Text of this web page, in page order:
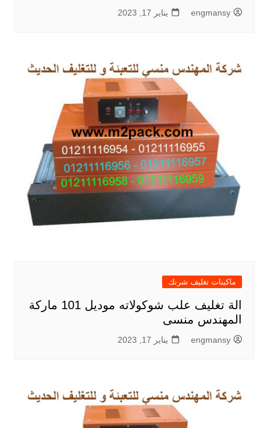
engmansy يناير 17, 2023
ماكينات تغليف شرنك
الة تغليف علب شوكولاته موديل 101 ماركة
المهندس منسى
engmansy يناير 17, 2023